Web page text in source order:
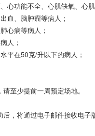
心功能不全、心肌缺氧、心
血、脑肿瘤等病人；
心病等病人；
人；
平在50克/升以下的病人；
至少提前一周预定场地。
，将通过电子邮件接收电子